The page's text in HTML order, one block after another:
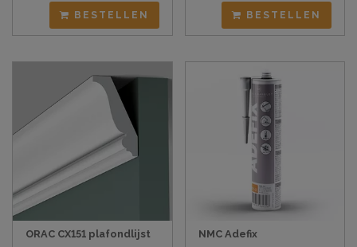
BESTELLEN BESTELLEN
ORAC CX151 plafondlijst NMC Adefix